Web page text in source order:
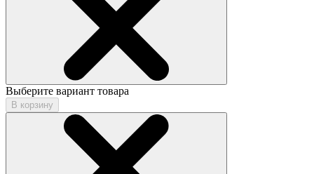
Выберите вариант товара
В корзину